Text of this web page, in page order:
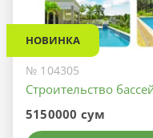
НОВИНКА
№ 104305
Строительство
5150000 сум